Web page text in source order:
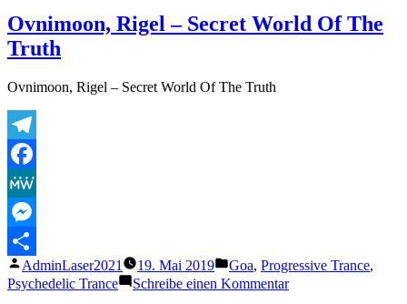
Camstra
–
Ovnimoon, Rigel – Secret World Of The
Truth
Ovnimoon, Rigel – Secret World Of The Truth
Telegram
Facebook
MeWe
Messenger
Teilen
Veröffentlicht
von
AdminLaser2021 19. Mai 2019
Veröffentlicht
unter
Goa, Progressive Trance,
Psychedelic Trance
Schreibe einen Kommentarzu